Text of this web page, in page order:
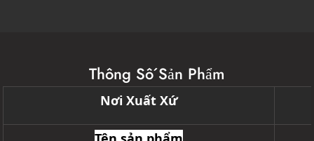
Thông Số Sản Phẩm
Nơi Xuất Xứ